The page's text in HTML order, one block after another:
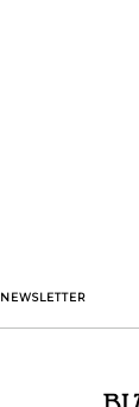
NEWSLETTER